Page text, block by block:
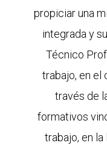
propiciar una
integrada y
Técnico
trabajo, en el
través de
formativos
trabajo, en